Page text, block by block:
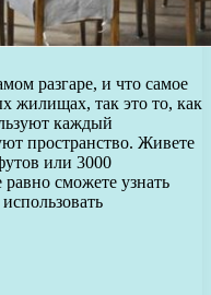
разгаре, и что самое
жилищах, так это то, как
каждый
пространство. Живете
или 3000
сможете узнать